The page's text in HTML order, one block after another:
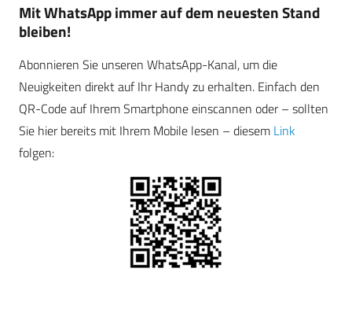
Mit WhatsApp immer auf dem neuesten Stand
bleiben!
Abonnieren Sie unseren WhatsApp-Kanal, um die
Neuigkeiten direkt auf Ihr Handy zu erhalten. Einfach den
QR-Code auf Ihrem Smartphone einscannen oder – sollten
Sie hier bereits mit Ihrem Mobile lesen – diesem Link
folgen: